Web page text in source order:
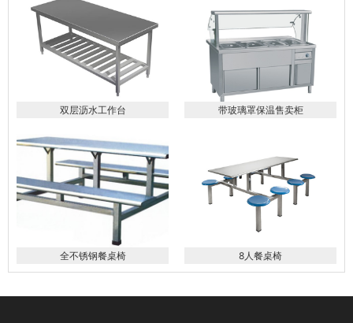
双层沥水工作台 带玻璃罩保温售卖柜
全不锈钢餐桌椅 8人餐桌椅